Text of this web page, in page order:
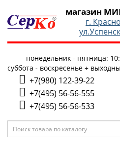
магазин
г.
понедельник - пятница:
суббота - воскресенье +
+7(980) 122-39-22
+7(495) 56-56-555
+7(495) 56-56-533